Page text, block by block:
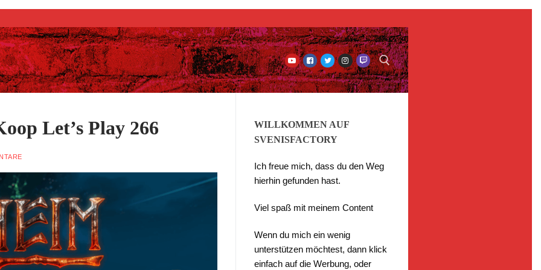
Let’s Play 266
WILLKOMMEN AUF
SVENISFACTORY
Ich freue mich, dass du den Weg
hierhin gefunden hast.
Viel spaß mit meinem Content
Wenn du mich ein wenig
unterstützen möchtest, dann klick
einfach auf die Werbung, oder